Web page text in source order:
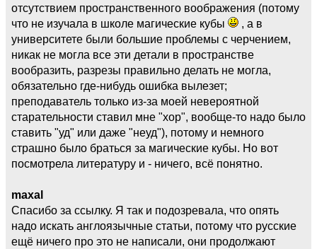
отсутствием пространственного воображения (потому
что не изучала в школе магические кубы
, а в
университете были большие проблемы с черчением,
никак не могла все эти детали в пространстве
вообразить, разрезы правильно делать не могла,
обязательно где-нибудь ошибка вылезет;
преподаватель только из-за моей невероятной
старательности ставил мне "хор", вообще-то надо было
ставить "уд" или даже "неуд"), потому и немного
страшно было браться за магические кубы. Но вот
посмотрела литературу и - ничего, всё понятно.
maxal
Спасибо за ссылку. Я так и подозревала, что опять
надо искать англоязычные статьи, потому что русские
ещё ничего про это не написали, они продолжают